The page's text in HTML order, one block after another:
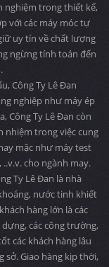
nghiệm trong thiết kế,
với các máy móc tự
uy tín về chất lượng
ngừng tính toán đến
Công Ty Lê Đan
nghiệp như máy ép
Công Ty Lê Đan còn
nhiệm trong việc cung
mặc như máy test
cho ngành may.
Ty Lê Đan là nhà
nước tinh khiết
hàng lớn là các
các công trường,
các khách hàng lâu
sở. Giao hàng kịp thời,